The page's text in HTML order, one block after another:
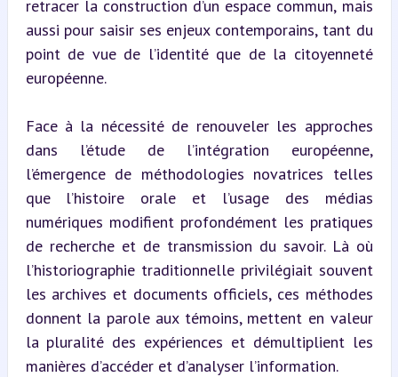
retracer la construction d’un espace commun, mais
aussi pour saisir ses enjeux contemporains, tant du
point de vue de l’identité que de la citoyenneté
européenne.
Face à la nécessité de renouveler les approches
dans l’étude de l’intégration européenne,
l’émergence de méthodologies novatrices telles
que l’histoire orale et l’usage des médias
numériques modifient profondément les pratiques
de recherche et de transmission du savoir. Là où
l’historiographie traditionnelle privilégiait souvent
les archives et documents officiels, ces méthodes
donnent la parole aux témoins, mettent en valeur
la pluralité des expériences et démultiplient les
manières d’accéder et d’analyser l’information.